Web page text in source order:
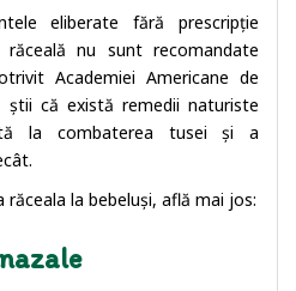
eliberate fără prescripție
nu sunt recomandate
Academiei Americane de
știi că există remedii naturiste
la combaterea tusei și a
la bebeluși, află mai jos: